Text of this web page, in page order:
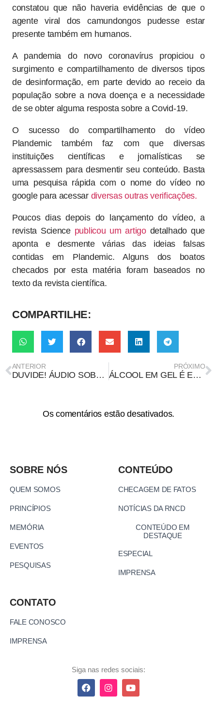
constatou que não haveria evidências de que o
agente viral dos camundongos pudesse estar
presente também em humanos.
A pandemia do novo coronavírus propiciou o
surgimento e compartilhamento de diversos tipos
de desinformação, em parte devido ao receio da
população sobre a nova doença e a necessidade
de se obter alguma resposta sobre a Covid-19.
O sucesso do compartilhamento do vídeo
Plandemic também faz com que diversas
instituições científicas e jornalísticas se
apressassem para desmentir seu conteúdo. Basta
uma pesquisa rápida com o nome do vídeo no
google para acessar diversas outras verificações.
Poucos dias depois do lançamento do vídeo, a
revista Science publicou um artigodetalhado que
aponta e desmente várias das ideias falsas
contidas em Plandemic. Alguns dos boatos
checados por esta matéria foram baseados no
texto da revista científica.
COMPARTILHE:
ANTERIOR
DUVIDE! ÁUDIO SOBRE FRAUDE NAS ELEIÇÕES DE RONDON DO PARÁ É FALSO
PRÓXIMO
ÁLCOOL EM GEL É EFICAZ PARA HIGIENIZAÇÃO DAS MÃOS
Os comentários estão desativados.
SOBRE NÓS
QUEM SOMOS
PRINCÍPIOS
MEMÓRIA
EVENTOS
PESQUISAS
CONTEÚDO
CHECAGEM DE FATOS
NOTÍCIAS DA RNCD
CONTEÚDO EM
DESTAQUE
ESPECIAL
IMPRENSA
CONTATO
FALE CONOSCO
IMPRENSA
Siga nas redes sociais: